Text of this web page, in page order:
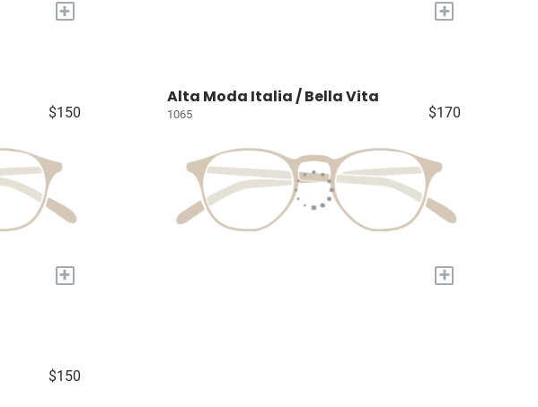
+ +
$150
+
Alta Moda Italia / Bella Vita
1065 $170
+
$150